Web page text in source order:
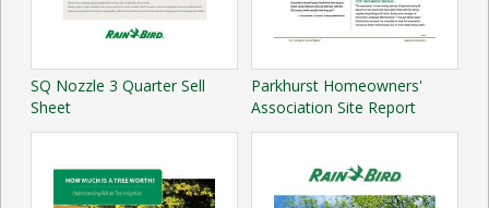
SQ Nozzle 3 Quarter Sell
Sheet
Parkhurst Homeowners'
Association Site Report